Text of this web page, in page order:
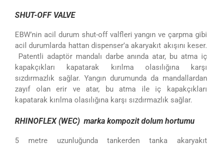
SHUT-OFF VALVE
EBW’nin acil durum shut-off valfleri yangın ve çarpma gibi
acil durumlarda hattan dispenser’a akaryakıt akışını keser.
Patentli adaptör mandalı darbe anında atar, bu atma iç
kapakçıkları kapatarak kırılma olasılığına karşı
sızdırmazlık sağlar. Yangın durumunda da mandallardan
zayıf olan erir ve atar, bu atma ile iç kapakçıkları
kapatarak kırılma olasılığına karşı sızdırmazlık sağlar.
RHINOFLEX (WEC) marka kompozit dolum hortumu
5 metre uzunluğunda tankerden tanka akaryakıt